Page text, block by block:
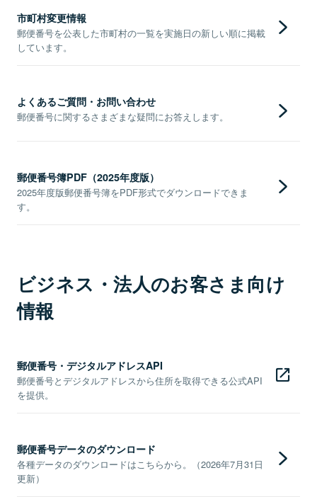
市町村変更情報
郵便番号を公表した市町村の一覧を実施日の新しい順に掲載
しています。
よくあるご質問・お問い合わせ
郵便番号に関するさまざまな疑問にお答えします。
郵便番号簿PDF（2025年度版）
2025年度版郵便番号簿をPDF形式でダウンロードできま
す。
ビジネス・法人のお客さま向け
情報
郵便番号・デジタルアドレスAPI
郵便番号とデジタルアドレスから住所を取得できる公式API
を提供。
郵便番号データのダウンロード
各種データのダウンロードはこちらから。（2026年7月31日
更新）